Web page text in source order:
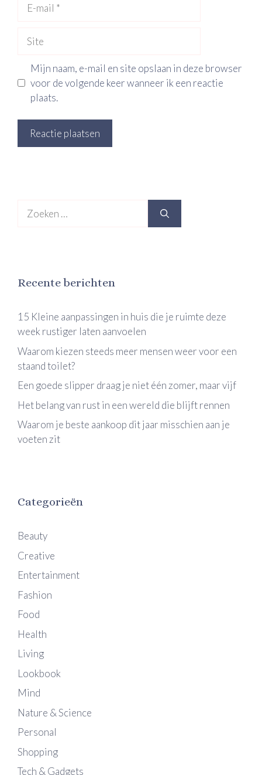
mail
Mijn naam, e-mail en site opslaan in deze browser
voor de volgende keer wanneer ik een reactie
plaats.
naar:
Recente berichten
15 Kleine aanpassingen in huis die je ruimte deze
week rustiger laten aanvoelen
Waarom kiezen steeds meer mensen weer voor een
staand toilet?
Een goede slipper draag je niet één zomer, maar vijf
Het belang van rust in een wereld die blijft rennen
Waarom je beste aankoop dit jaar misschien aan je
voeten zit
Categorieën
Beauty
Creative
Entertainment
Fashion
Food
Health
Living
Lookbook
Mind
Nature & Science
Personal
Shopping
Tech & Gadgets